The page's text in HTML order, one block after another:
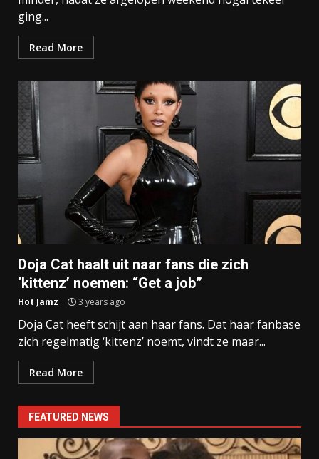
ging...
Read More
Doja Cat haalt uit naar fans die zich
‘kittenz’ noemen: “Get a job”
Hot Jamz 3 years ago
Doja Cat heeft schijt aan haar fans. Dat haar fanbase
zich regelmatig ‘kittenz’ noemt, vindt ze maar...
Read More
FEATURED NEWS